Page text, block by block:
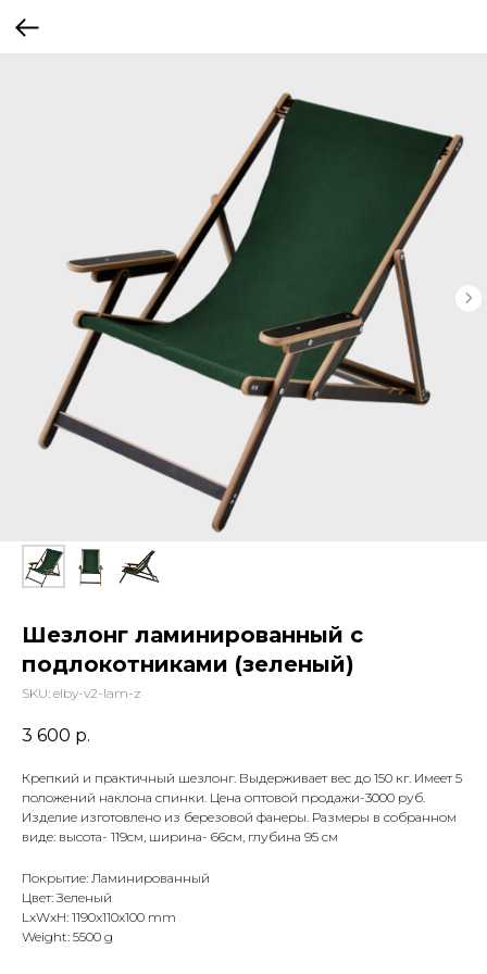
Шезлонг ламинированный с
подлокотниками (зеленый)
SKU: elby-v2-lam-z
3 600 р.
Крепкий и практичный шезлонг. Выдерживает вес до 150 кг. Имеет 5
положений наклона спинки. Цена оптовой продажи-3000 руб.
Изделие изготовлено из березовой фанеры. Размеры в собранном
виде: высота- 119см, ширина- 66см, глубина 95 см
Покрытие: Ламинированный
Цвет: Зеленый
LxWxH: 1190x110x100 mm
Weight: 5500 g